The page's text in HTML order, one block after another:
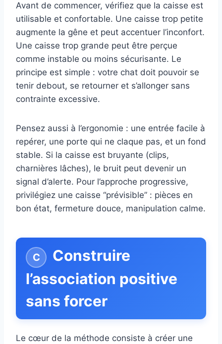
Avant de commencer, vérifiez que la caisse est
utilisable et confortable. Une caisse trop petite
augmente la gêne et peut accentuer l’inconfort.
Une caisse trop grande peut être perçue
comme instable ou moins sécurisante. Le
principe est simple : votre chat doit pouvoir se
tenir debout, se retourner et s’allonger sans
contrainte excessive.
Pensez aussi à l’ergonomie : une entrée facile à
repérer, une porte qui ne claque pas, et un fond
stable. Si la caisse est bruyante (clips,
charnières lâches), le bruit peut devenir un
signal d’alerte. Pour l’approche progressive,
privilégiez une caisse “prévisible” : pièces en
bon état, fermeture douce, manipulation calme.
Construire
l’association positive
sans forcer
Le cœur de la méthode consiste à créer une